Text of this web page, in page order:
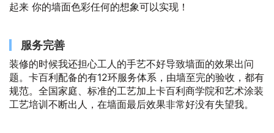
起来 你的墙面色彩任何的想象可以实现！
服务完善
装修的时候我还担心工人的手艺不好导致墙面的效果出问
题。卡百利配备的有12环服务体系，由墙至完的验收，都有
规范。全国家庭、标准的工艺加上卡百利商学院和艺术涂装
工艺培训不断出人，在墙面最后效果非常好没有失望我。